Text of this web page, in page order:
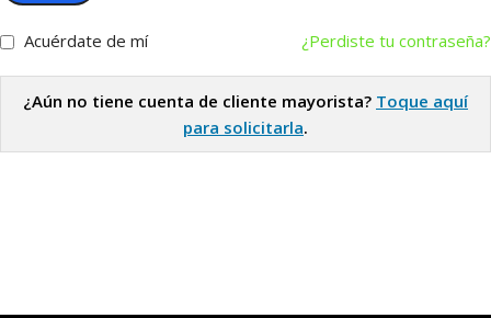
¿Perdiste tu contraseña?
Acuérdate de mí
¿Aún no tiene cuenta de cliente mayorista? Toque aquí
para solicitarla.